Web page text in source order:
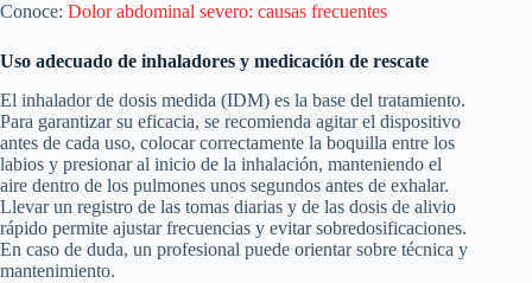
Conoce: Dolor abdominal severo: causas frecuentes
Uso adecuado de inhaladores y medicación de rescate
El inhalador de dosis medida (IDM) es la base del tratamiento.
Para garantizar su eficacia, se recomienda agitar el dispositivo
antes de cada uso, colocar correctamente la boquilla entre los
labios y presionar al inicio de la inhalación, manteniendo el
aire dentro de los pulmones unos segundos antes de exhalar.
Llevar un registro de las tomas diarias y de las dosis de alivio
rápido permite ajustar frecuencias y evitar sobredosificaciones.
En caso de duda, un profesional puede orientar sobre técnica y
mantenimiento.